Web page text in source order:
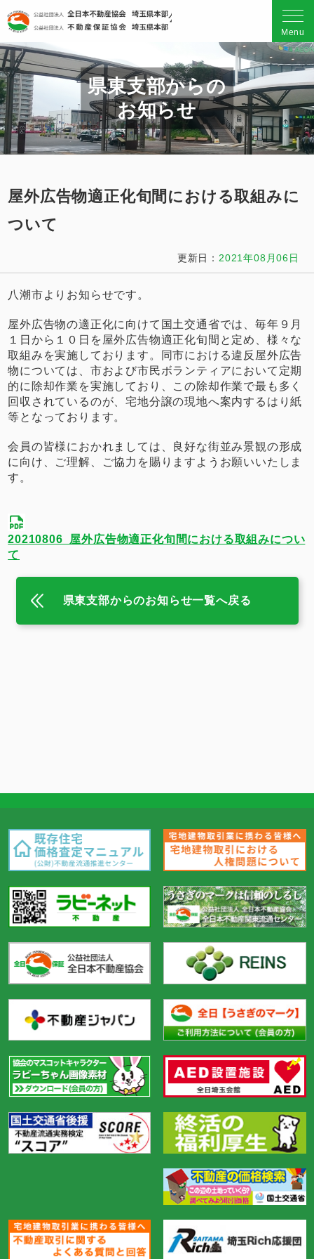
公益社団法人 全日本不動
Menu
県東支部からの
お知らせ
屋外広告物適正化旬間における取組みに
ついて
更新日： 2021年08月06日
八潮市よりお知らせです。
屋外広告物の適正化に向けて国土交通省では、毎年９月
１日から１０日を屋外広告物適正化旬間と定め、様々な
取組みを実施しております。同市における違反屋外広告
物については、市および市民ボランティアにおいて定期
的に除却作業を実施しており、この除却作業で最も多く
回収されているのが、宅地分譲の現地へ案内するはり紙
等となっております。
会員の皆様におかれましては、良好な街並み景観の形成
に向け、ご理解、ご協力を賜りますようお願いいたしま
す。
20210806_屋外広告物適正化旬間における取組みについ
て
県東支部からのお知らせ一覧へ戻る